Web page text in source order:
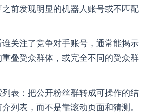
前发现明显的机器人账号或不匹配
关注了竞争对手账号，通常能揭示
叠受众群体，或完全不同的受众群
表：把公开粉丝群转成可操作的结
列表，而不是靠滚动页面和猜测。